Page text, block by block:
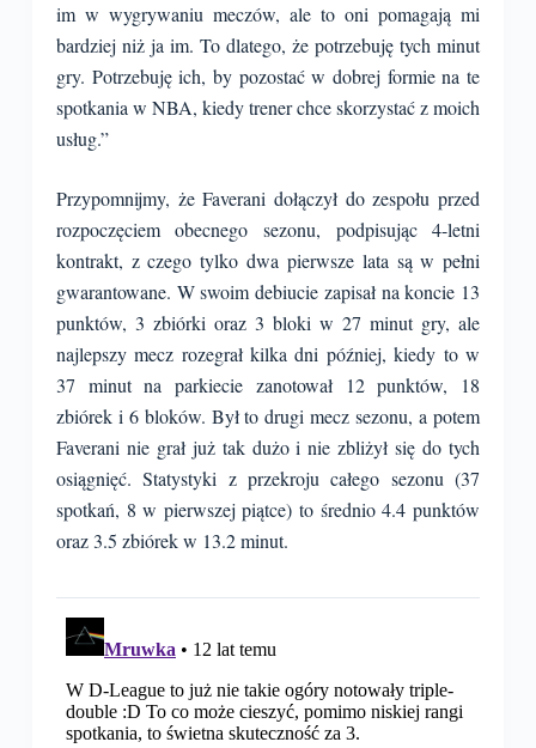
im w wygrywaniu meczów, ale to oni pomagają mi
bardziej niż ja im. To dlatego, że potrzebuję tych minut
gry. Potrzebuję ich, by pozostać w dobrej formie na te
spotkania w NBA, kiedy trener chce skorzystać z moich
usług.”
Przypomnijmy, że Faverani dołączył do zespołu przed
rozpoczęciem obecnego sezonu, podpisując 4-letni
kontrakt, z czego tylko dwa pierwsze lata są w pełni
gwarantowane. W swoim debiucie zapisał na koncie 13
punktów, 3 zbiórki oraz 3 bloki w 27 minut gry, ale
najlepszy mecz rozegrał kilka dni później, kiedy to w
37 minut na parkiecie zanotował 12 punktów, 18
zbiórek i 6 bloków. Był to drugi mecz sezonu, a potem
Faverani nie grał już tak dużo i nie zbliżył się do tych
osiągnięć. Statystyki z przekroju całego sezonu (37
spotkań, 8 w pierwszej piątce) to średnio 4.4 punktów
oraz 3.5 zbiórek w 13.2 minut.